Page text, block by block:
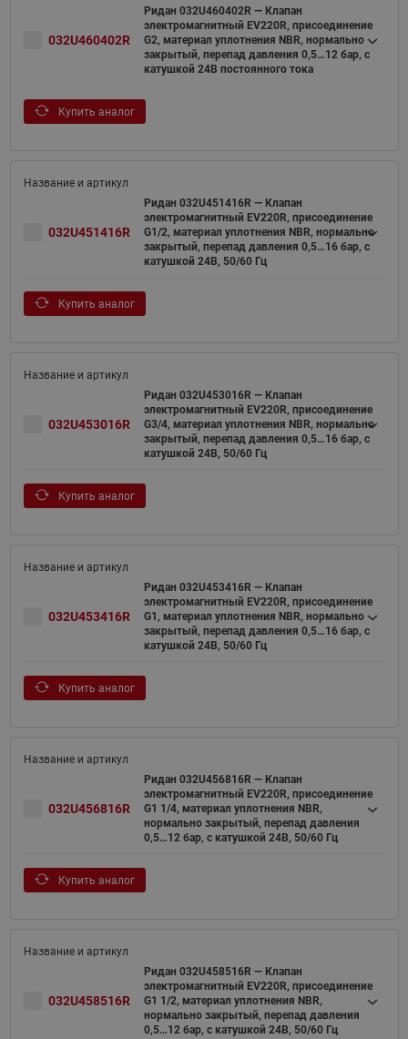
032U460402R
Ридан 032U460402R — Клапан
электромагнитный EV220R, присоединение
G2, материал уплотнения NBR, нормально
закрытый, перепад давления 0,5…12 бар, с
катушкой 24В постоянного тока
Купить аналог
032U451416R
Ридан 032U451416R — Клапан
электромагнитный EV220R, присоединение
G1/2, материал уплотнения NBR, нормально
закрытый, перепад давления 0,5…16 бар, с
катушкой 24В, 50/60 Гц
Купить аналог
032U453016R
Ридан 032U453016R — Клапан
электромагнитный EV220R, присоединение
G3/4, материал уплотнения NBR, нормально
закрытый, перепад давления 0,5…16 бар, с
катушкой 24В, 50/60 Гц
Купить аналог
032U453416R
Ридан 032U453416R — Клапан
электромагнитный EV220R, присоединение
G1, материал уплотнения NBR, нормально
закрытый, перепад давления 0,5…16 бар, с
катушкой 24В, 50/60 Гц
Купить аналог
032U456816R
Ридан 032U456816R — Клапан
электромагнитный EV220R, присоединение
G1 1/4, материал уплотнения NBR,
нормально закрытый, перепад давления
0,5…12 бар, с катушкой 24В, 50/60 Гц
Купить аналог
032U458516R
Ридан 032U458516R — Клапан
электромагнитный EV220R, присоединение
G1 1/2, материал уплотнения NBR,
нормально закрытый, перепад давления
0,5…12 бар, с катушкой 24В, 50/60 Гц